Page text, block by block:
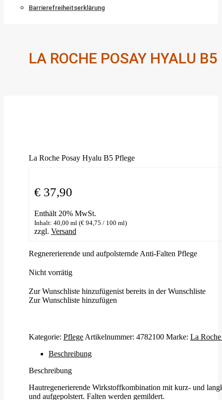
Barrierefreiheitserklärung
LA ROCHE POSAY HYALU B5
La Roche Posay Hyalu B5 Pflege
€ 37,90
Enthält 20% MwSt.
Inhalt: 40,00 ml (€ 94,75 / 100 ml)
zzgl. Versand
Regnererierende und aufpolsternde Anti-Falten Pflege
Nicht vorrätig
Zur Wunschliste hinzufügenist bereits in der Wunschliste
Zur Wunschliste hinzufügen
Kategorie: PflegeArtikelnummer: 4782100 Marke: La
Beschreibung
Beschreibung
Hautregenerierende Wirkstoffkombination mit kurz- und
und aufgepolstert. Falten werden gemildert.